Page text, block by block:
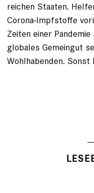
reichen Staaten.
Corona-Impfstoffe
Zeiten einer
globales Gemeingut
Wohlhabenden.